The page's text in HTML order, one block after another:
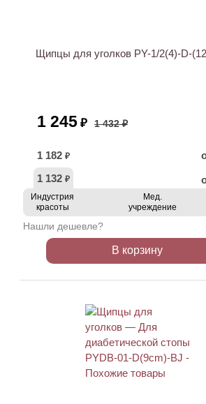
Щипцы для уголков PY-1/2(4)-D-
1 245 ₽ 1 432 ₽
1 182 ₽
1 132 ₽
Индустрия
красоты
Мед.
учреждение
Нашли дешевле?
В корзину